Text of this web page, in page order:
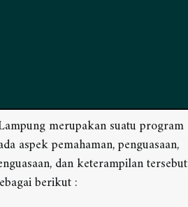
merupakan suatu program
aspek pemahaman, penguasaan,
dan keterampilan tersebut
berikut :